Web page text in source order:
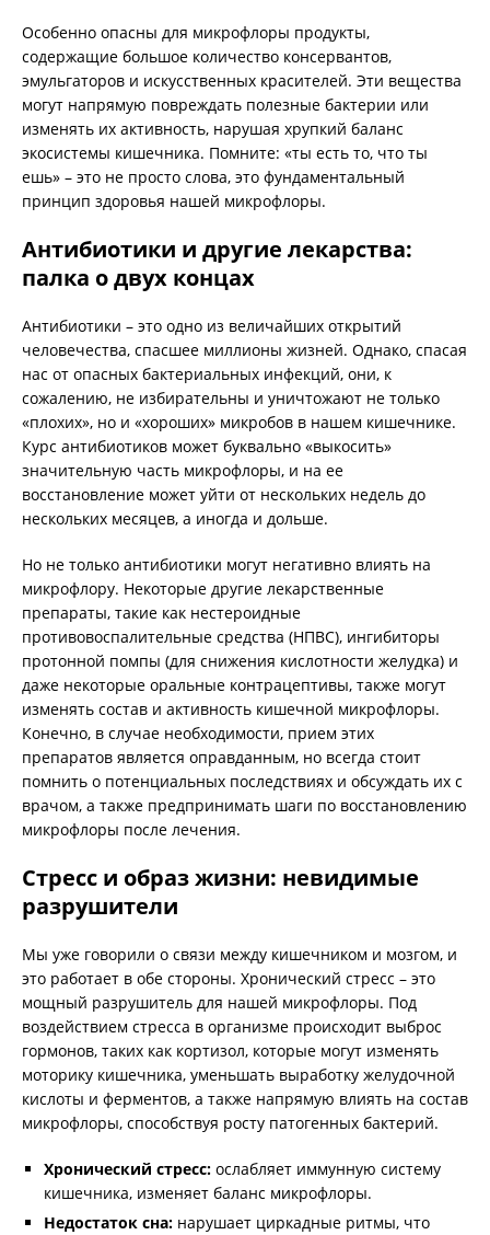
Особенно опасны для микрофлоры продукты,
содержащие большое количество консервантов,
эмульгаторов и искусственных красителей. Эти вещества
могут напрямую повреждать полезные бактерии или
изменять их активность, нарушая хрупкий баланс
экосистемы кишечника. Помните: «ты есть то, что ты
ешь» – это не просто слова, это фундаментальный
принцип здоровья нашей микрофлоры.
Антибиотики и другие лекарства:
палка о двух концах
Антибиотики – это одно из величайших открытий
человечества, спасшее миллионы жизней. Однако, спасая
нас от опасных бактериальных инфекций, они, к
сожалению, не избирательны и уничтожают не только
«плохих», но и «хороших» микробов в нашем кишечнике.
Курс антибиотиков может буквально «выкосить»
значительную часть микрофлоры, и на ее
восстановление может уйти от нескольких недель до
нескольких месяцев, а иногда и дольше.
Но не только антибиотики могут негативно влиять на
микрофлору. Некоторые другие лекарственные
препараты, такие как нестероидные
противовоспалительные средства (НПВС), ингибиторы
протонной помпы (для снижения кислотности желудка) и
даже некоторые оральные контрацептивы, также могут
изменять состав и активность кишечной микрофлоры.
Конечно, в случае необходимости, прием этих
препаратов является оправданным, но всегда стоит
помнить о потенциальных последствиях и обсуждать их с
врачом, а также предпринимать шаги по восстановлению
микрофлоры после лечения.
Стресс и образ жизни: невидимые
разрушители
Мы уже говорили о связи между кишечником и мозгом, и
это работает в обе стороны. Хронический стресс – это
мощный разрушитель для нашей микрофлоры. Под
воздействием стресса в организме происходит выброс
гормонов, таких как кортизол, которые могут изменять
моторику кишечника, уменьшать выработку желудочной
кислоты и ферментов, а также напрямую влиять на состав
микрофлоры, способствуя росту патогенных бактерий.
Хронический стресс: ослабляет иммунную систему
кишечника, изменяет баланс микрофлоры.
Недостаток сна: нарушает циркадные ритмы, что